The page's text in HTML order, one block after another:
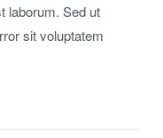
laborum. Sed ut
sit voluptatem